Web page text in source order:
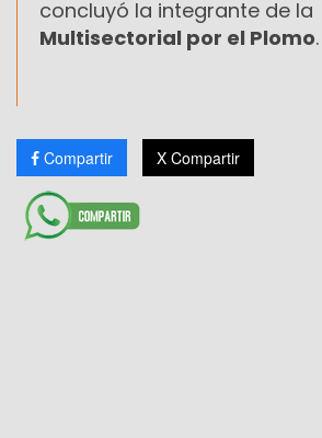
concluyó la integrante de la
Multisectorial por el Plomo.
Compartir X Compartir